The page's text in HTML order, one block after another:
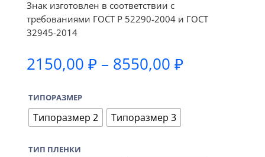
Знак изготовлен в соответствии с
требованиями ГОСТ Р 52290-2004 и ГОСТ
32945-2014
2150,00 ₽ – 8550,00 ₽Диапазон
ТИПОРАЗМЕР
Типоразмер 2 Типоразмер 3
ТИП ПЛЕНКИ